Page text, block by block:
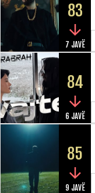
83
7 JAVË
84
6 JAVË
85
9 JAVË